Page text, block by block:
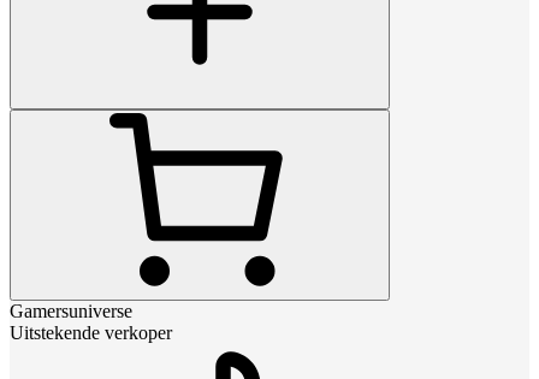
Gamersuniverse
Uitstekende verkoper